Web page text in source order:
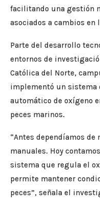
facilitando una gestión
asociados a cambios en
Parte del desarrollo
entornos de
Católica del Norte,
implementó un sistema
automático de oxígeno
peces marinos.
“Antes dependíamos
manuales. Hoy
sistema que regula el
permite mantener
peces”, señala el